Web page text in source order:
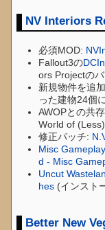
NV Interiors
必須MOD:
Fallout3の
ors Projectの
新規物件を追
った建物24個
AWOPとの共
World of
修正パッチ:
Misc
d - Misc
Uncut
hes (インスト
Better New